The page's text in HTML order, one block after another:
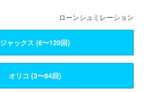
ローンシュミレーション
ジャックス (6〜120回)